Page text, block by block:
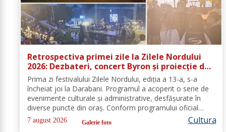
Retrospectiva primei zile la Zilele Nordului
2026: Dezbateri, concert Byron și proiecție de
film
Prima zi festivalului Zilele Nordului, ediția a 13-a, s-a
încheiat joi la Darabani. Programul a acoperit o serie de
evenimente culturale și administrative, desfășurate în
diverse puncte din oraș. Conform programului oficial
comunicat de Asociația Nord, mai jos se regăsește
sinteza activităților,...
7 august 2026 Galerie foto Cultura